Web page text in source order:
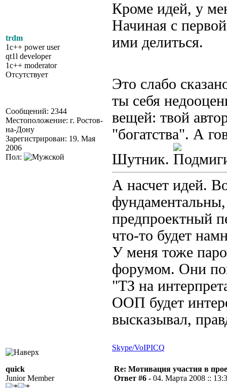
trdm
1c++ power user
qt1l developer
1c++ moderator
Отсутствует
Сообщений: 2344
Местоположение: г. Ростов-
на-Дону
Зарегистрирован: 19. Мая
2006
Пол:
Кроме идей, у
Начиная с
ими делиться.
Это слабо
ты себя
вещей: твой
"богатства". А
Шутник.
А насчет идей.
предпроектный
что-то будет
У меня тоже
форумом. Они
"ТЗ на
ООП будет
высказывал,
Skype/VoIPICQ
quick
Junior Member
Re: Мотивация участия в
Ответ #6 - 04. Марта 2008 ::